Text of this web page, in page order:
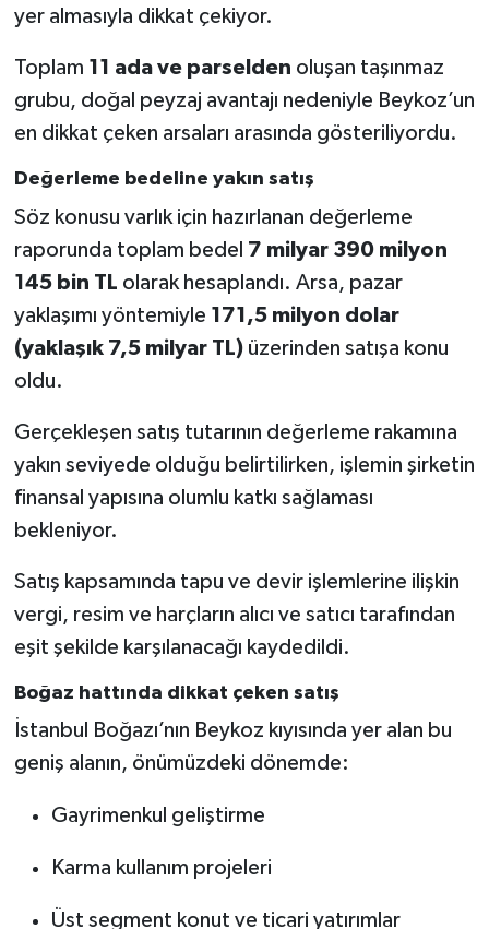
yer almasıyla dikkat çekiyor.
Toplam 11 ada ve parselden oluşan taşınmaz
grubu, doğal peyzaj avantajı nedeniyle Beykoz’un
en dikkat çeken arsaları arasında gösteriliyordu.
Değerleme bedeline yakın satış
Söz konusu varlık için hazırlanan değerleme
raporunda toplam bedel 7 milyar 390 milyon
145 bin TL olarak hesaplandı. Arsa, pazar
yaklaşımı yöntemiyle 171,5 milyon dolar
(yaklaşık 7,5 milyar TL)üzerinden satışa konu
oldu.
Gerçekleşen satış tutarının değerleme rakamına
yakın seviyede olduğu belirtilirken, işlemin şirketin
finansal yapısına olumlu katkı sağlaması
bekleniyor.
Satış kapsamında tapu ve devir işlemlerine ilişkin
vergi, resim ve harçların alıcı ve satıcı tarafından
eşit şekilde karşılanacağı kaydedildi.
Boğaz hattında dikkat çeken satış
İstanbul Boğazı’nın Beykoz kıyısında yer alan bu
geniş alanın, önümüzdeki dönemde:
Gayrimenkul geliştirme
Karma kullanım projeleri
Üst segment konut ve ticari yatırımlar